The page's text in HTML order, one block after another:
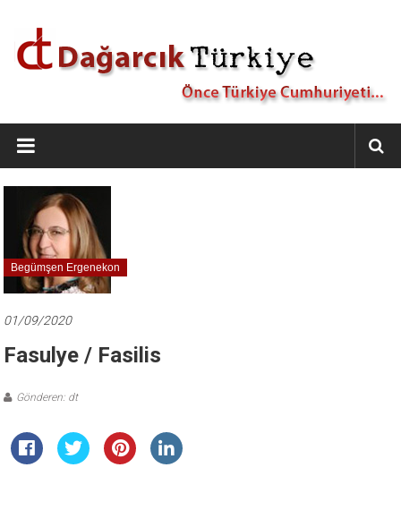
Dağarcık
Türkiye
Önce
Türkiye
Cumhuriyeti…
Begümşen Ergenekon
01/09/2020
Fasulye / Fasilis
Gönderen: dt